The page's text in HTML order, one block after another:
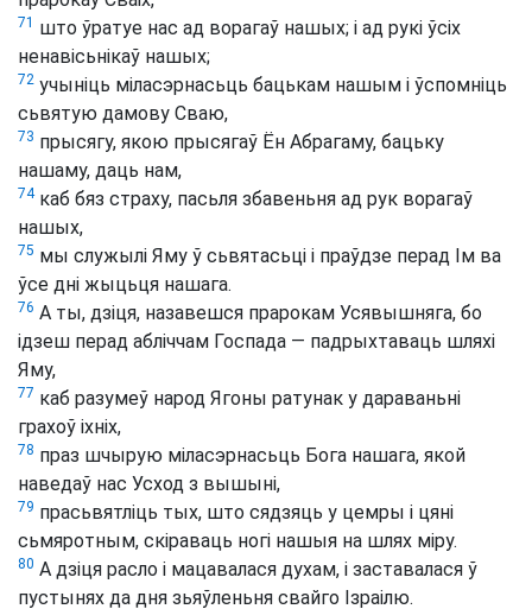
71 што ўратуе нас ад ворагаў нашых; і ад рукі ўсіх
ненавісьнікаў нашых;
72 учыніць міласэрнасьць бацькам нашым і ўспомніць
сьвятую дамову Сваю,
73 прысягу, якою прысягаў Ён Абрагаму, бацьку
нашаму, даць нам,
74каб бяз страху, пасьля збавеньня ад рук ворагаў
нашых,
75 мы служылі Яму ў сьвятасьці і праўдзе перад Ім ва
ўсе дні жыцьця нашага.
76 А ты, дзіця, назавешся прарокам Усявышняга, бо
ідзеш перад абліччам Госпада — падрыхтаваць шляхі
Яму,
77 каб разумеў народ Ягоны ратунак у дараваньні
грахоў іхніх,
78 праз шчырую міласэрнасьць Бога нашага, якой
наведаў нас Усход з вышыні,
79 прасьвятліць тых, што сядзяць у цемры і цяні
сьмяротным, скіраваць ногі нашыя на шлях міру.
80 А дзіця расло і мацавалася духам, і заставалася ў
пустынях да дня зьяўленьня свайго Ізраілю.